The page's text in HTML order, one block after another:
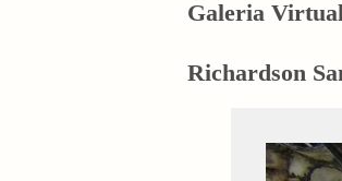
Galeria
Richardson